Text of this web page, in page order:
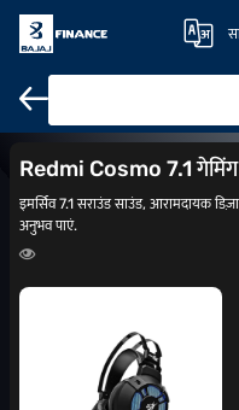
boAt वायरलेस हेडफोन Bose
Redmi Cosmo 7.1
इमर्सिव 7.1 सराउंड साउंड, आरामदायक
अनुभव पाएं.